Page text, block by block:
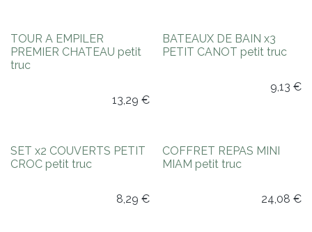
Nouveauté !
TOUR A EMPILER
PREMIER CHATEAU petit
truc
13,29 €
Nouveauté !
BATEAUX DE BAIN x3
PETIT CANOT petit truc
9,13 €
Nouveauté !
SET x2 COUVERTS PETIT
CROC petit truc
8,29 €
Nouveauté !
COFFRET REPAS MINI
MIAM petit truc
24,08 €